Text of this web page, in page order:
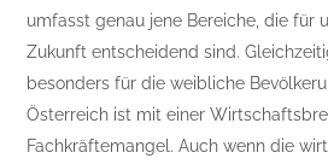
umfasst genau jene Bereiche, die für
Zukunft entscheidend sind.
besonders für die weibliche
Österreich ist mit einer
Fachkräftemangel. Auch wenn die